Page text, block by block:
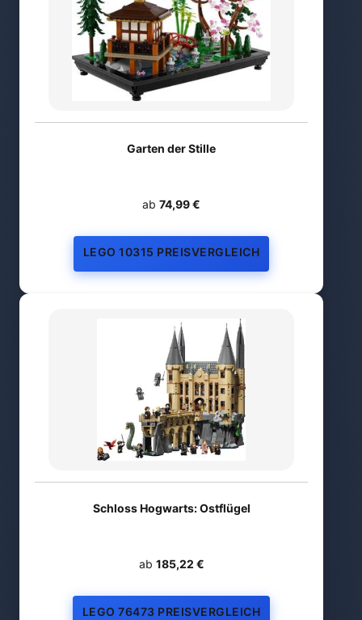
Garten der Stille
ab 74,99 €
LEGO 10315 PREISVERGLEICH
Schloss Hogwarts: Ostflügel
ab 185,22 €
LEGO 76473 PREISVERGLEICH